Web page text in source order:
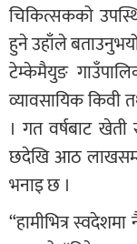
चिकित्सकको
हुने उहाँले
टेम्केमैयुङ
व्यावसायिक किवी
। गत वर्षबाट
छदेखि आठ
भनाइ छ ।
“हामीभित्र